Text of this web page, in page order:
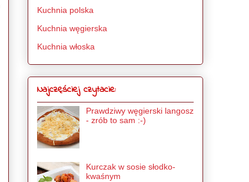
Kuchnia polska
Kuchnia węgierska
Kuchnia włoska
Najczęściej czytacie:
Prawdziwy węgierski langosz
- zrób to sam :-)
Kurczak w sosie słodko-
kwaśnym